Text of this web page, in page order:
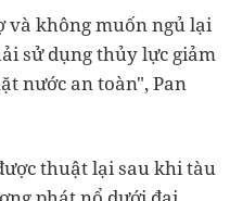
và không muốn ngủ lại
sử dụng thủy lực giảm
nước an toàn", Pan
thuật lại sau khi tàu